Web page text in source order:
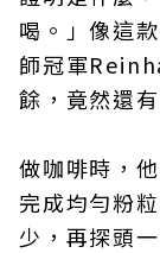
喝。」像這
師冠軍
餘，竟然還
做咖啡時，
完成均勻粉
少，再探頭